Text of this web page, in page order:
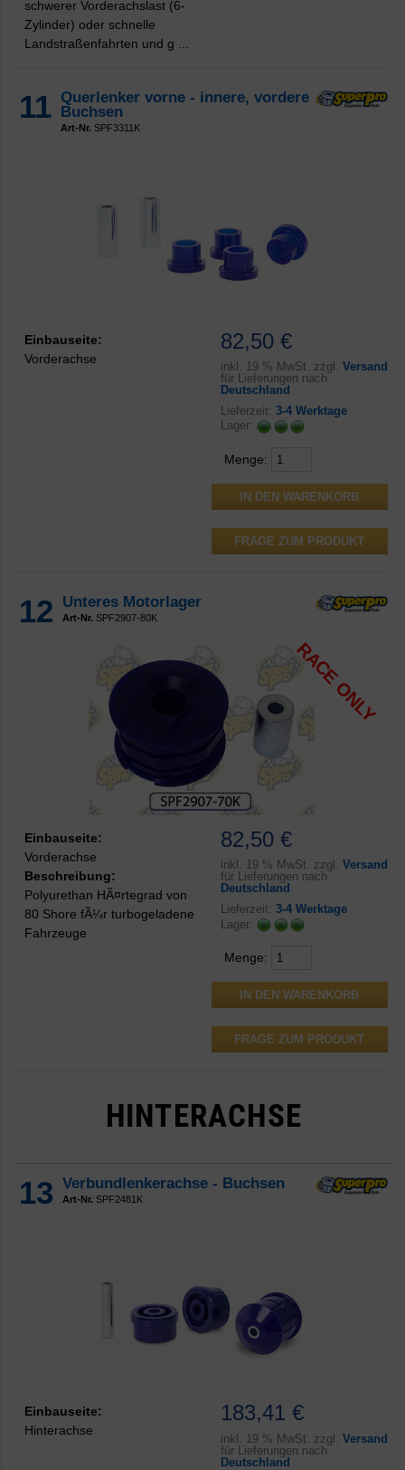
schwerer Vorderachslast (6-
Zylinder) oder schnelle
Landstraßenfahrten und g ...
11 Querlenker vorne - innere, vordere
Buchsen
Art-Nr. SPF3311K
82,50 €
inkl. 19 % MwSt. zzgl. Versand
für Lieferungen nach
Deutschland
Lieferzeit: 3-4 Werktage
Lager:
Menge:
FRAGE ZUM PRODUKT
Einbauseite:
Vorderachse
12 Unteres Motorlager
Art-Nr. SPF2907-80K
RACE ONLY
82,50 €
inkl. 19 % MwSt. zzgl. Versand
für Lieferungen nach
Deutschland
Lieferzeit: 3-4 Werktage
Lager:
Menge:
FRAGE ZUM PRODUKT
Einbauseite:
Vorderachse
Beschreibung:
Polyurethan HÃ¤rtegrad von
80 Shore fÃ¼r turbogeladene
Fahrzeuge
HINTERACHSE
13 Verbundlenkerachse - Buchsen
Art-Nr. SPF2481K
183,41 €
inkl. 19 % MwSt. zzgl. Versand
für Lieferungen nach
Deutschland
Einbauseite:
Hinterachse